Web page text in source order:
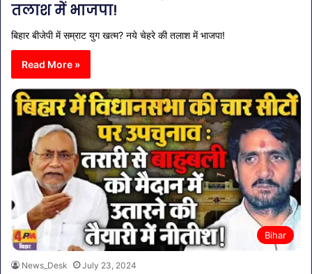
तलाश में भाजपा!
बिहार बीजेपी में सम्राट युग खत्म? नये चेहरे की तलाश में भाजपा!
Read More »
Bihar
News_Desk July 23, 2024